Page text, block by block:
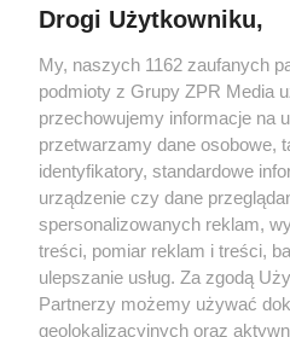
Żaden utwór zamieszczony w
rozpowszechniany lub dalej
tym także elektroniczny lub
eksploatacji w jakiejkolwiek formie,
Internecie bez pisemnej zgody
wykorzystanie utworów w całości lub
tzn. bez właściwej zgody, jest
ścigane prawnie.
Drogi Użytkowniku,
My, naszych 1162 zaufanych
podmioty z Grupy ZPR Media
przechowujemy informacje na
przetwarzamy dane osobowe,
identyfikatory, standardowe
urządzenie czy dane
spersonalizowanych reklam,
treści, pomiar reklam i treści,
ulepszanie usług. Za zgodą
Partnerzy możemy używać
geolokalizacyjnych oraz